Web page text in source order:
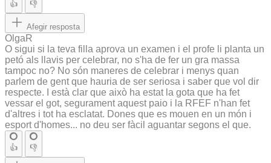
👍 👎
Afegir resposta
OlgaR
O sigui si la teva filla aprova un examen i el profe li planta un
petó als llavis per celebrar, no s'ha de fer un gra massa
tampoc no? No són maneres de celebrar i menys quan
parlem de gent que hauria de ser seriosa i saber que vol dir
respecte. I està clar que això ha estat la gota que ha fet
vessar el got, segurament aquest paio i la RFEF n'han fet
d'altres i tot ha esclatat. Dones que es mouen en un món i
esport d'homes... no deu ser fàcil aguantar segons el que.
👍 👎